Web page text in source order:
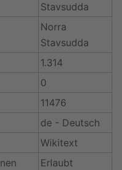
Stavsudda
Norra
Stavsudda
1.314
0
11476
de - Deutsch
Wikitext
Erlaubt